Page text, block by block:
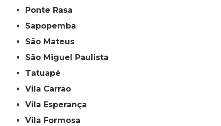
Ponte Rasa
Sapopemba
São Mateus
São Miguel Paulista
Tatuapé
Vila Carrão
Vila Esperança
Vila Formosa